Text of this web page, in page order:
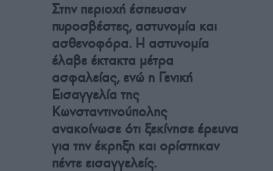
Στην περιοχή έσπευσαν
πυροσβέστες, αστυνομία και
ασθενοφόρα. Η αστυνομία
έλαβε έκτακτα μέτρα
ασφαλείας, ενώ η Γενική
Εισαγγελία της
Κωνσταντινούπολης
ανακοίνωσε ότι ξεκίνησε έρευνα
για την έκρηξη και ορίστηκαν
πέντε εισαγγελείς.